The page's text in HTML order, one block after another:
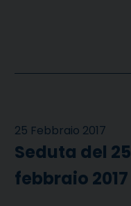
25 Febbraio 2017
Seduta del 25
febbraio 2017